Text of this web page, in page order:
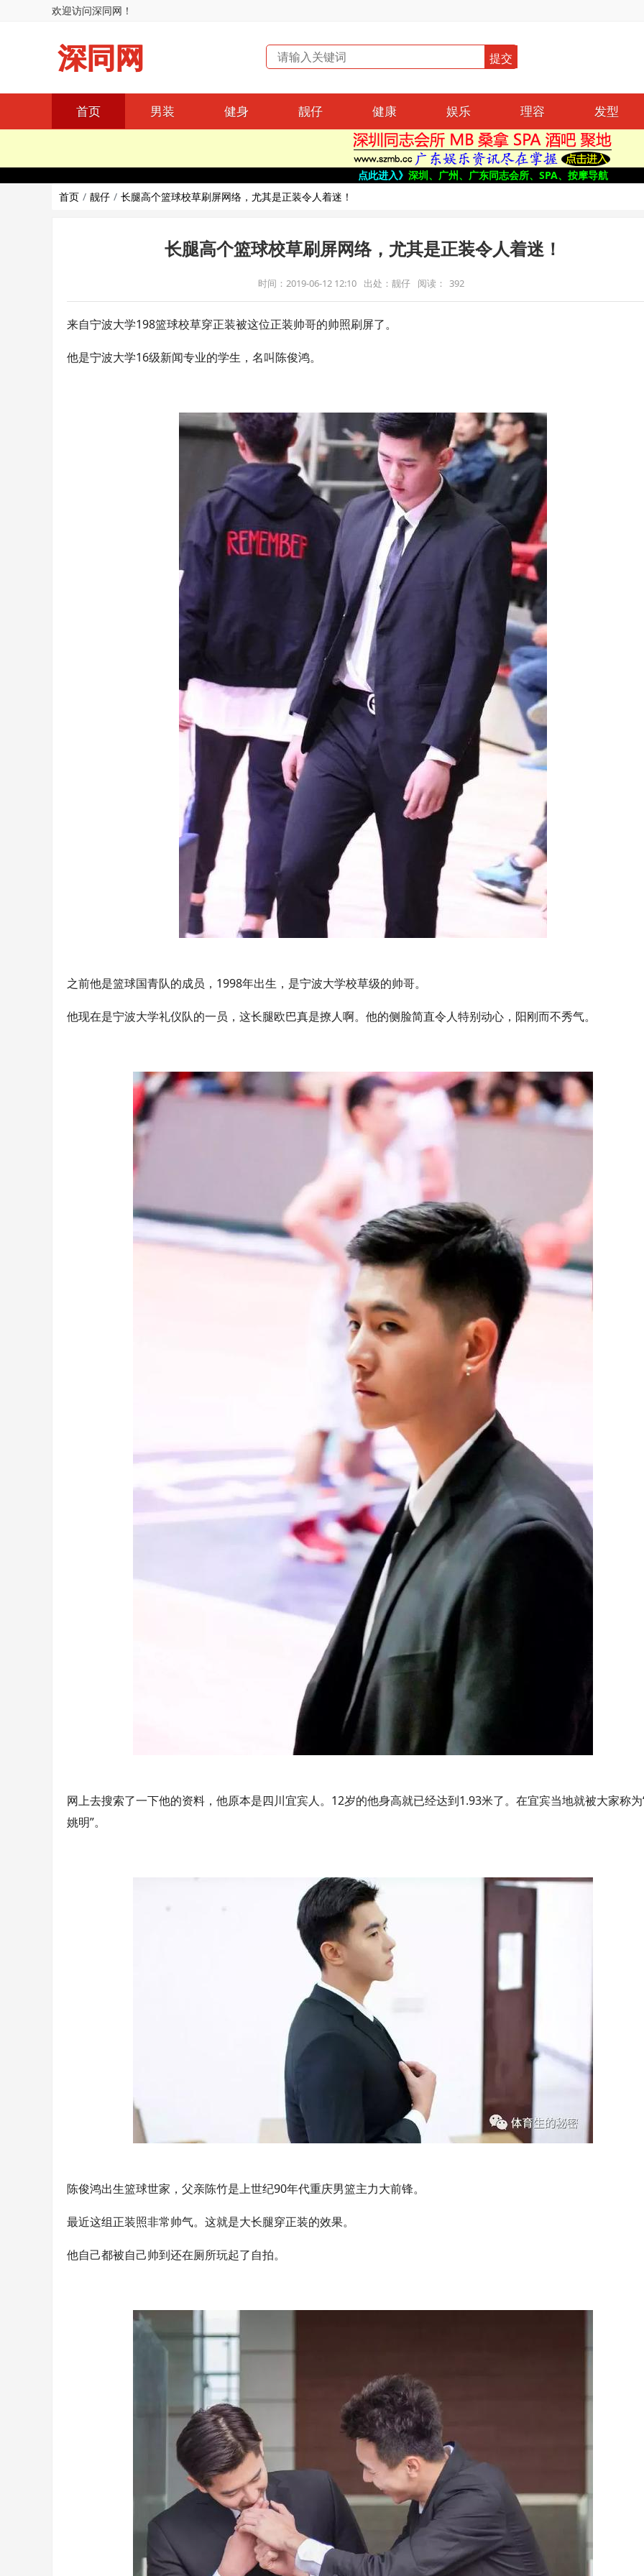
欢迎访问深同网！
深同网
首页 男装 健身 靓仔 健康 娱乐 理容 发型
点此进入》 深圳、广州、广东同志会所、SPA、按摩导航
首页
靓仔 长腿高个篮球校草刷屏网络，尤其是正装令人着迷！
长腿高个篮球校草刷屏网络，尤其是正装令人着迷！
时间：2019-06-12 12:10 出处：靓仔 阅读： 392
来自宁波大学198篮球校草穿正装被这位正装帅哥的帅照刷屏了。
他是宁波大学16级新闻专业的学生，名叫陈俊鸿。
之前他是篮球国青队的成员，1998年出生，是宁波大学校草级的帅哥。
他现在是宁波大学礼仪队的一员，这长腿欧巴真是撩人啊。他的侧脸简直令人特别动心，阳刚而不秀气。
网上去搜索了一下他的资料，他原本是四川宜宾人。12岁的他身高就已经达到1.93米了。在宜宾当地就被大家称为
姚明”。
陈俊鸿出生篮球世家，父亲陈竹是上世纪90年代重庆男篮主力大前锋。
最近这组正装照非常帅气。这就是大长腿穿正装的效果。
他自己都被自己帅到还在厕所玩起了自拍。